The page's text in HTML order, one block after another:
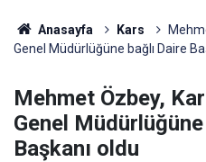
Anasayfa Kars
Genel Müdürlüğüne bağlı Daire
Mehmet Özbey,
Genel
Başkanı oldu